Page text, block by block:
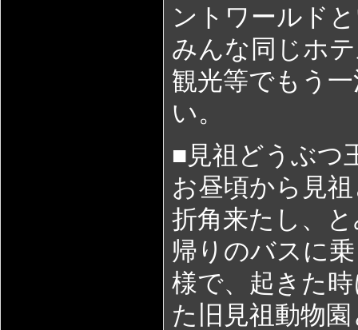
ントワールド
みんな同じホ
観光等でもう
い。
■見祖どうぶつ
お昼頃から見
折角来たし、
帰りのバスに
様で、起きた
た旧見祖動物